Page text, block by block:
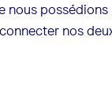
nous
nos